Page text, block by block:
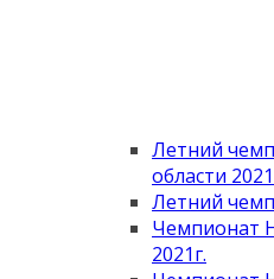
Летний
области
Летний
Чемпионат
2021г.